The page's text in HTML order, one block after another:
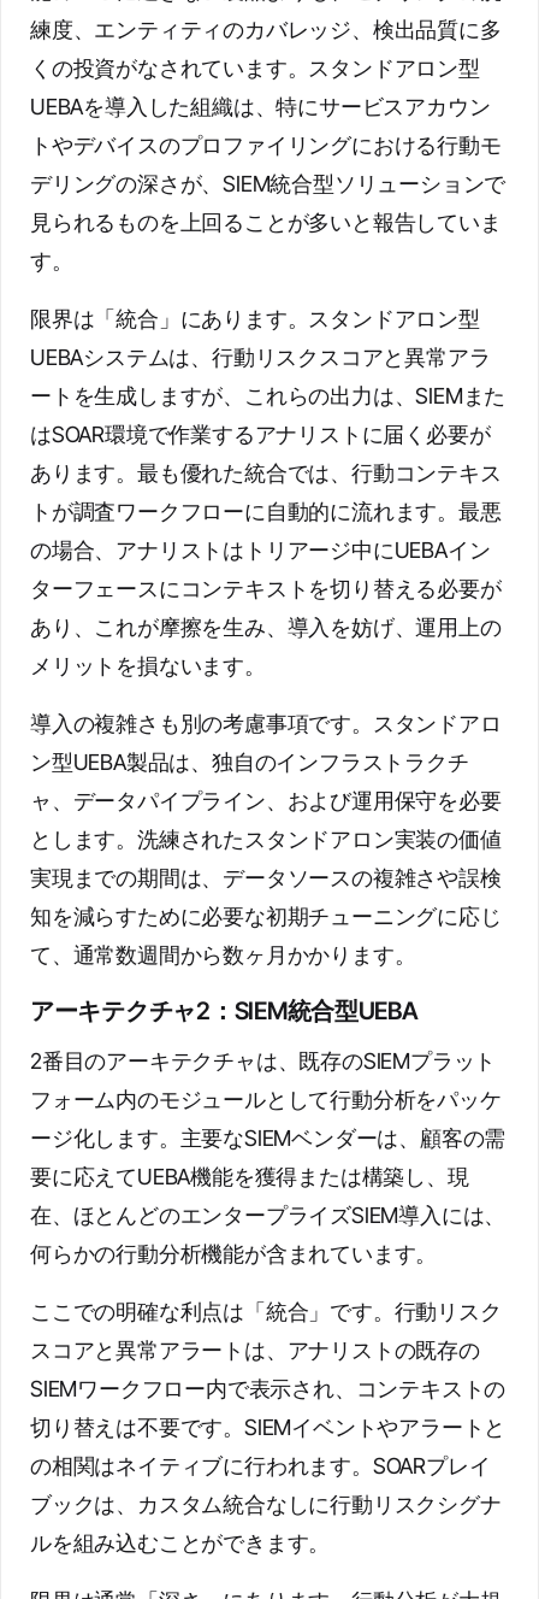
練度、エンティティのカバレッジ、検出品質に多
くの投資がなされています。スタンドアロン型
UEBAを導入した組織は、特にサービスアカウン
トやデバイスのプロファイリングにおける行動モ
デリングの深さが、SIEM統合型ソリューションで
見られるものを上回ることが多いと報告していま
す。
限界は「統合」にあります。スタンドアロン型
UEBAシステムは、行動リスクスコアと異常アラ
ートを生成しますが、これらの出力は、SIEMまた
はSOAR環境で作業するアナリストに届く必要が
あります。最も優れた統合では、行動コンテキス
トが調査ワークフローに自動的に流れます。最悪
の場合、アナリストはトリアージ中にUEBAイン
ターフェースにコンテキストを切り替える必要が
あり、これが摩擦を生み、導入を妨げ、運用上の
メリットを損ないます。
導入の複雑さも別の考慮事項です。スタンドアロ
ン型UEBA製品は、独自のインフラストラクチ
ャ、データパイプライン、および運用保守を必要
とします。洗練されたスタンドアロン実装の価値
実現までの期間は、データソースの複雑さや誤検
知を減らすために必要な初期チューニングに応じ
て、通常数週間から数ヶ月かかります。
アーキテクチャ2：SIEM統合型UEBA
2番目のアーキテクチャは、既存のSIEMプラット
フォーム内のモジュールとして行動分析をパッケ
ージ化します。主要なSIEMベンダーは、顧客の需
要に応えてUEBA機能を獲得または構築し、現
在、ほとんどのエンタープライズSIEM導入には、
何らかの行動分析機能が含まれています。
ここでの明確な利点は「統合」です。行動リスク
スコアと異常アラートは、アナリストの既存の
SIEMワークフロー内で表示され、コンテキストの
切り替えは不要です。SIEMイベントやアラートと
の相関はネイティブに行われます。SOARプレイ
ブックは、カスタム統合なしに行動リスクシグナ
ルを組み込むことができます。